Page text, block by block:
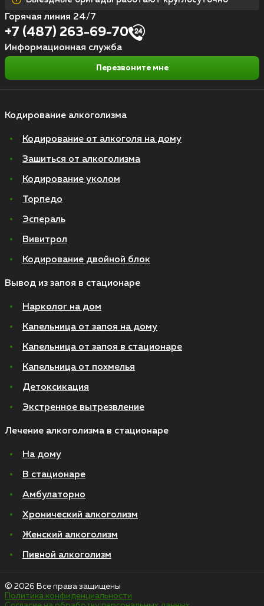
Кодирование алкоголизма
Кодирование от алкоголя на дому
Зашиться от алкоголизма
Кодирование уколом
Торпедо
Эспераль
Вивитрол
Кодирование двойной блок
Вывод из запоя в стационаре
Нарколог на дом
Капельница от запоя на дому
Капельница от запоя в стационаре
Капельница от похмелья
Детоксикация
Экстренное вытрезвление
Лечение алкоголизма в стационаре
На дому
В стационаре
Амбулаторно
Хронический алкоголизм
Женский алкоголизм
Пивной алкоголизм
Горячая линия 24/7
+7 (487) 263-69-70
Информационная служба
Перезвоните мне
© 2026 Все права защищены
Политика конфиденциальности